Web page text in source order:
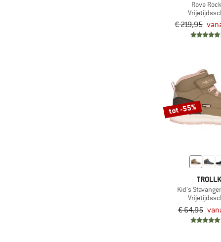
Rove
€ 219,95
tot -55%
Kid's
€ 64,95